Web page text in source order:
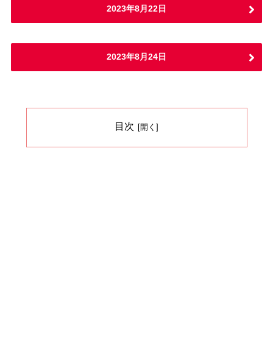
2023年8月22日
2023年8月24日
目次